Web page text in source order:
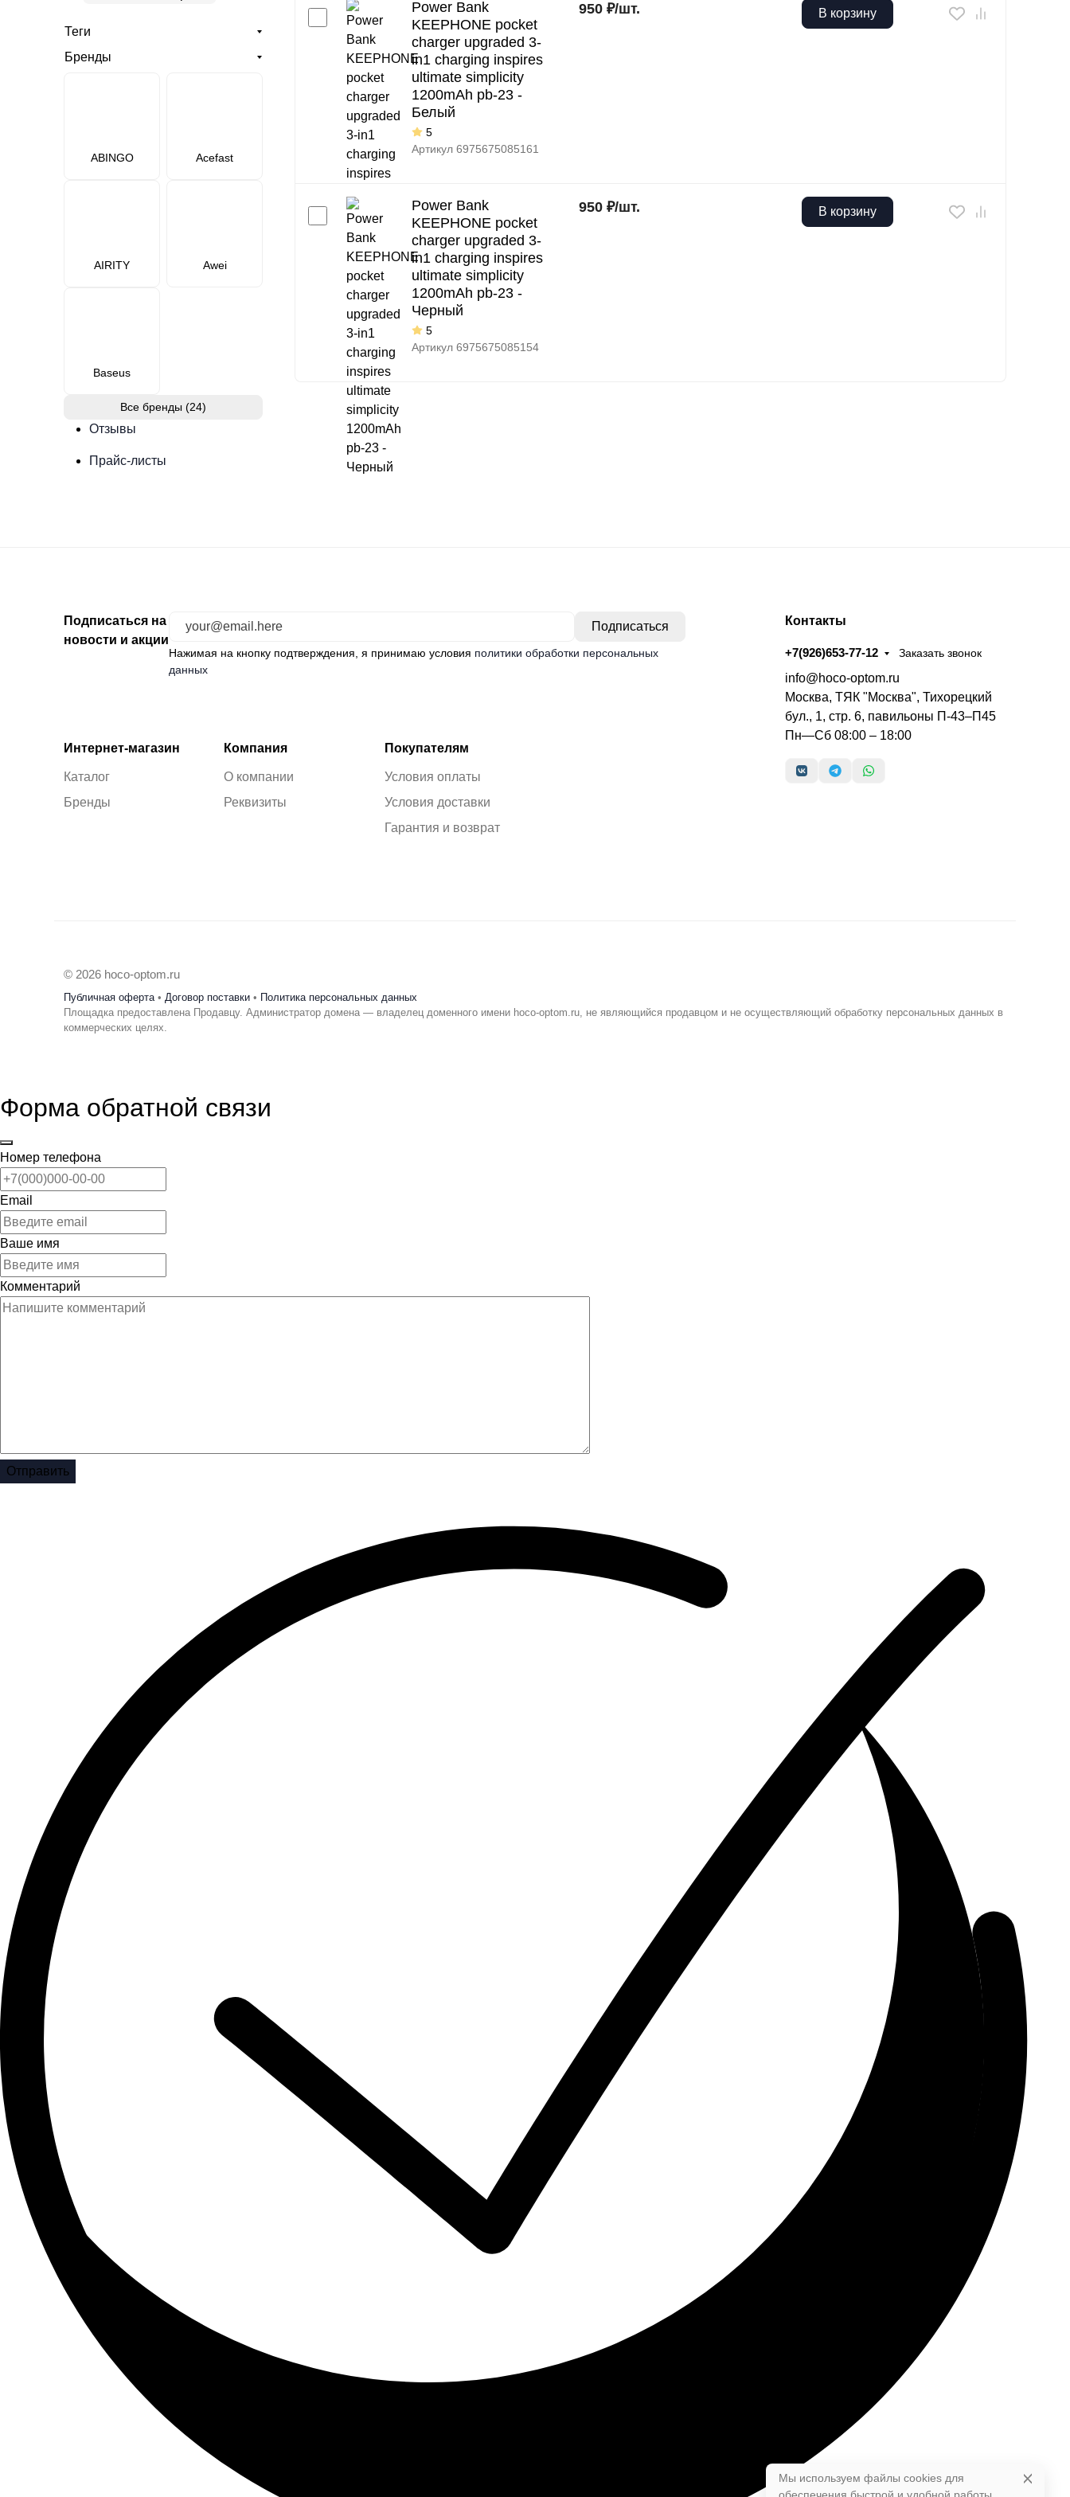
Теги
Бренды
ABINGO Acefast
AIRITY Awei
Baseus
Все бренды (24)
Отзывы
Прайс-листы
Power Bank
KEEPHONE pocket
charger upgraded 3-
in1 charging inspires
ultimate simplicity
1200mAh pb-23 -
Белый
5
Артикул 6975675085161
950 ₽/шт. В корзину
Power Bank
KEEPHONE pocket
charger upgraded 3-
in1 charging inspires
ultimate simplicity
1200mAh pb-23 -
Черный
5
Артикул 6975675085154
950 ₽/шт. В корзину
Подписаться на
новости и акции
Нажимая на кнопку подтверждения, я принимаю условия политики обработки персональных
данных
Интернет-магазин
Каталог
Бренды
Компания
О компании
Реквизиты
Покупателям
Условия оплаты
Условия доставки
Гарантия и возврат
Контакты
+7(926)653-77-12 Заказать звонок
info@hoco-optom.ru
Москва, ТЯК "Москва", Тихорецкий
бул., 1, стр. 6, павильоны П-43–П45
Пн—Сб 08:00 – 18:00
© 2026 hoco-optom.ru
Публичная оферта• Договор поставки • Политика персональных данных
Площадка предоставлена Продавцу. Администратор домена — владелец доменного имени hoco-optom.ru, не являющийся продавцом и не осуществляющий обработку персональных данных в
коммерческих целях.
Форма обратной связи
Номер телефона
Email
Ваше имя
Комментарий
Отправить
Мы используем файлы cookies для